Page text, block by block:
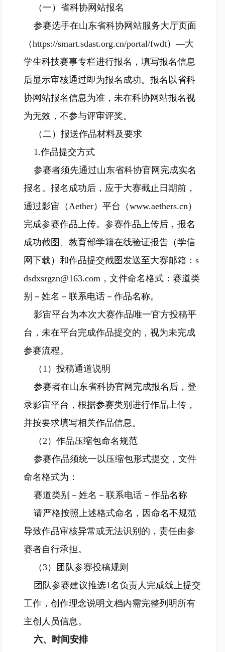
（一）省科协网站报名
参赛选手在山东省科协网站服务大厅页面
（https://smart.sdast.org.cn/portal/fwdt）—大
学生科技赛事专栏进行报名，填写报名信息
后显示审核通过即为报名成功。报名以省科
协网站报名信息为准，未在科协网站报名视
为无效，不参与评审评奖。
（二）报送作品材料及要求
1.作品提交方式
参赛者须先通过山东省科协官网完成实名
报名。报名成功后，应于大赛截止日期前，
通过影宙（Aether）平台（www.aethers.cn）
完成参赛作品上传。参赛作品上传后，报名
成功截图、教育部学籍在线验证报告（学信
网下载）和作品提交截图发送至大赛邮箱：s
dsdxsrgzn@163.com，文件命名格式：赛道类
别－姓名－联系电话－作品名称。
影宙平台为本次大赛作品唯一官方投稿平
台，未在平台完成作品提交的，视为未完成
参赛流程。
（1）投稿通道说明
参赛者在山东省科协官网完成报名后，登
录影宙平台，根据参赛类别进行作品上传，
并按要求填写相关作品信息。
（2）作品压缩包命名规范
参赛作品须统一以压缩包形式提交，文件
命名格式为：
赛道类别－姓名－联系电话－作品名称
请严格按照上述格式命名，因命名不规范
导致作品审核异常或无法识别的，责任由参
赛者自行承担。
（3）团队参赛投稿规则
团队参赛建议推选1名负责人完成线上提交
工作，创作理念说明文档内需完整列明所有
主创人员信息。
六、时间安排